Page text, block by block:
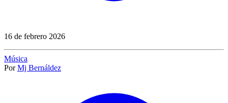
16 de febrero 2026
Música
Por Mj Bernáldez